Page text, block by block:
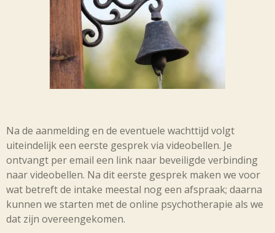
Na de aanmelding en de eventuele wachttijd volgt
uiteindelijk een eerste gesprek via videobellen. Je
ontvangt per email een link naar beveiligde verbinding
naar videobellen. Na dit eerste gesprek maken we voor
wat betreft de intake meestal nog een afspraak; daarna
kunnen we starten met de online psychotherapie als we
dat zijn overeengekomen.